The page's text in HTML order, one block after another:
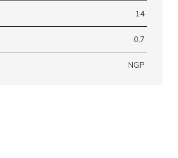
14
0,7
NGP